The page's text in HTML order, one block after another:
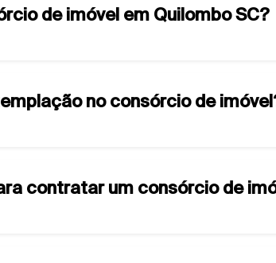
de imóvel em Quilombo SC?
no consórcio de
contratar um consórcio de